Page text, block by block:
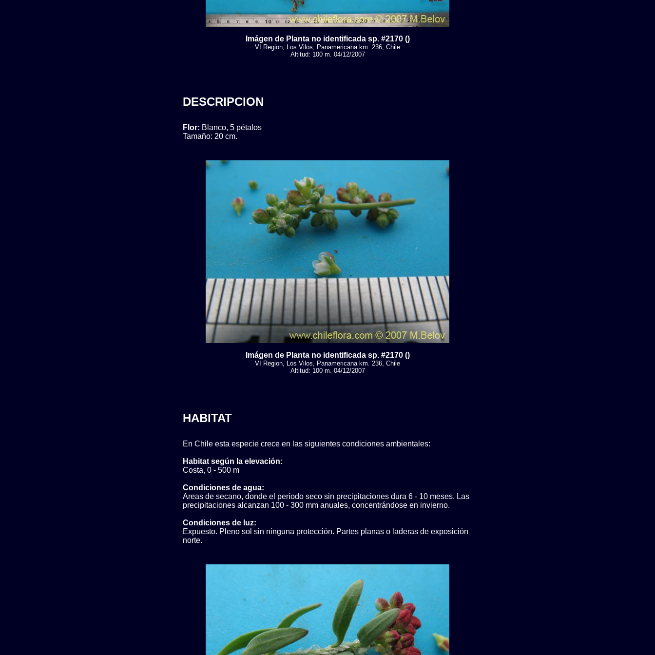
Imágen de Planta no identificada sp. #2170 ()
VI Region, Los Vilos, Panamericana km. 236, Chile
Altitud: 100 m. 04/12/2007
DESCRIPCION
Flor: Blanco, 5 pétalos
Tamaño: 20 cm.
Imágen de Planta no identificada sp. #2170 ()
VI Region, Los Vilos, Panamericana km. 236, Chile
Altitud: 100 m. 04/12/2007
HABITAT
En Chile esta especie crece en las siguientes condiciones ambientales:
Habitat según la elevación:
Costa, 0 - 500 m
Condiciones de agua:
Areas de secano, donde el período seco sin precipitaciones dura 6 - 10 meses. Las
precipitaciones alcanzan 100 - 300 mm anuales, concentrándose en invierno.
Condiciones de luz:
Expuesto. Pleno sol sin ninguna protección. Partes planas o laderas de exposición
norte.